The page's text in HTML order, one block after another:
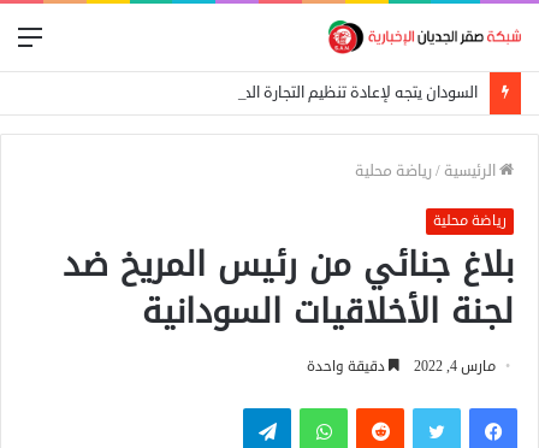
الرئيسية / رياضة محلية
رياضة محلية
بلاغ جنائي من رئيس المريخ ضد
لجنة الأخلاقيات السودانية
مارس 4, 2022 دقيقة واحدة
فيسبوكتويتر واتساب تيلقرام